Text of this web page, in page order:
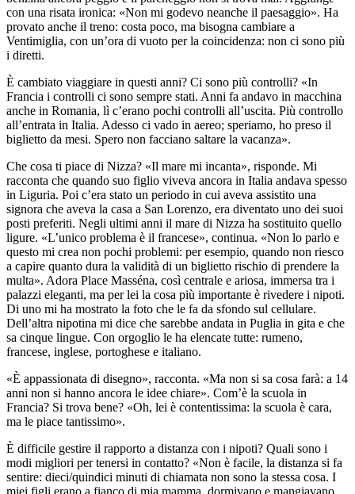
con una risata ironica: «Non mi godevo neanche il paesaggio». Ha
provato anche il treno: costa poco, ma bisogna cambiare a
Ventimiglia, con un’ora di vuoto per la coincidenza: non ci sono più
i diretti.
È cambiato viaggiare in questi anni? Ci sono più controlli? «In
Francia i controlli ci sono sempre stati. Anni fa andavo in macchina
anche in Romania, lì c’erano pochi controlli all’uscita. Più controllo
all’entrata in Italia. Adesso ci vado in aereo; speriamo, ho preso il
biglietto da mesi. Spero non facciano saltare la vacanza».
Che cosa ti piace di Nizza? «Il mare mi incanta», risponde. Mi
racconta che quando suo figlio viveva ancora in Italia andava spesso
in Liguria. Poi c’era stato un periodo in cui aveva assistito una
signora che aveva la casa a San Lorenzo, era diventato uno dei suoi
posti preferiti. Negli ultimi anni il mare di Nizza ha sostituito quello
ligure. «L’unico problema è il francese», continua. «Non lo parlo e
questo mi crea non pochi problemi: per esempio, quando non riesco
a capire quanto dura la validità di un biglietto rischio di prendere la
multa». Adora Place Masséna, così centrale e ariosa, immersa tra i
palazzi eleganti, ma per lei la cosa più importante è rivedere i nipoti.
Di uno mi ha mostrato la foto che le fa da sfondo sul cellulare.
Dell’altra nipotina mi dice che sarebbe andata in Puglia in gita e che
sa cinque lingue. Con orgoglio le ha elencate tutte: rumeno,
francese, inglese, portoghese e italiano.
«È appassionata di disegno», racconta. «Ma non si sa cosa farà: a 14
anni non si hanno ancora le idee chiare». Com’è la scuola in
Francia? Si trova bene? «Oh, lei è contentissima: la scuola è cara,
ma le piace tantissimo».
È difficile gestire il rapporto a distanza con i nipoti? Quali sono i
modi migliori per tenersi in contatto? «Non è facile, la distanza si fa
sentire: dieci/quindici minuti di chiamata non sono la stessa cosa. I
miei figli erano a fianco di mia mamma, dormivano e mangiavano